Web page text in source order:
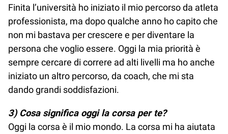
Finita l’università ho iniziato il mio percorso da atleta
professionista, ma dopo qualche anno ho capito che
non mi bastava per crescere e per diventare la
persona che voglio essere. Oggi la mia priorità è
sempre cercare di correre ad alti livelli ma ho anche
iniziato un altro percorso, da coach, che mi sta
dando grandi soddisfazioni.
3) Cosa significa oggi la corsa per te?
Oggi la corsa è il mio mondo. La corsa mi ha aiutata